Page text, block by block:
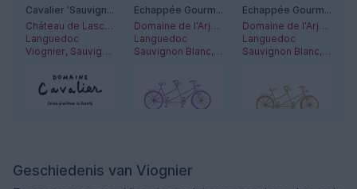
Geschiedenis van Viognier
Cavalier 'Sauvignon-Viognier'
Château de Lascaux
Languedoc
Viognier, Sauvignon Blanc
Echappée Gourmande - Viognier Sauvignon
Domaine de l'Arjolle
Languedoc
Sauvignon Blanc, Viognier
Echappée Gourmande - Zéro Sparkling Blanc
Domaine de l'Arjolle
Languedoc
Sauvignon Blanc, Viognier